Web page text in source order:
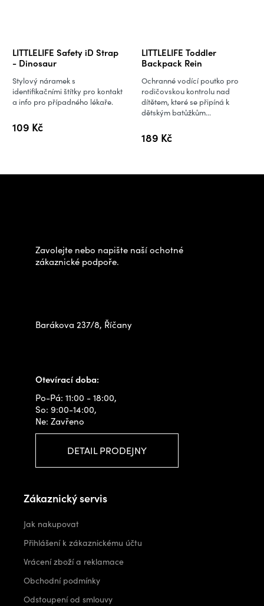
LITTLELIFE Safety iD Strap
- Dinosaur
109 Kč
Stylový náramek s
identifikačními štítky pro kontakt
a info pro případného lékaře.
LITTLELIFE Toddler
Backpack Rein
189 Kč
Ochranné vodící poutko pro
rodičovskou kontrolu nad
dítětem, které se připíná k
dětským batůžkům...
Zavolejte nebo napište naší ochotné
zákaznické podpoře.
Barákova 237/8, Říčany
Otevírací doba:
Po-Pá: 11:00 - 18:00,
So: 9:00-14:00,
Ne: Zavřeno
DETAIL PRODEJNY
Zákaznický servis
Jak nakupovat
Přihlášení k zákaznickému účtu
Vrácení zboží a reklamace
Obchodní podmínky
Odstoupení od smlouvy